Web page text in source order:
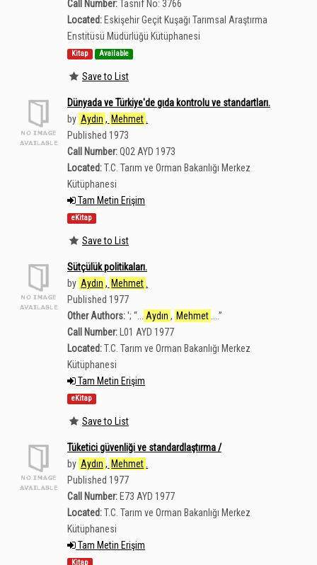
Call Number:Tasnif No: 3766
Located: Eskişehir Geçit Kuşağı Tarımsal Araştırma
Enstitüsü Müdürlüğü Kütüphanesi
Kitap Available
Save to List
Dünyada ve Türkiye'de gıda kontrolu ve standartları.
by Aydın , Mehmet
Published 1973
Call Number:Q02 AYD 1973
Located:T.C. Tarım ve Orman Bakanlığı Merkez
Kütüphanesi
Tam Metin Erişim
eKitap
Save to List
Sütçülük politikaları.
by Aydın , Mehmet
Published 1977
Other Authors:'; “ Aydın , Mehmet ....”
Call Number: L01 AYD 1977
Located:T.C. Tarım ve Orman Bakanlığı Merkez
Kütüphanesi
Tam Metin Erişim
eKitap
Save to List
Tüketici güvenliği ve standardlaştırma /
by Aydın , Mehmet
Published 1977
Call Number: E73 AYD 1977
Located:T.C. Tarım ve Orman Bakanlığı Merkez
Kütüphanesi
Tam Metin Erişim
Kitap